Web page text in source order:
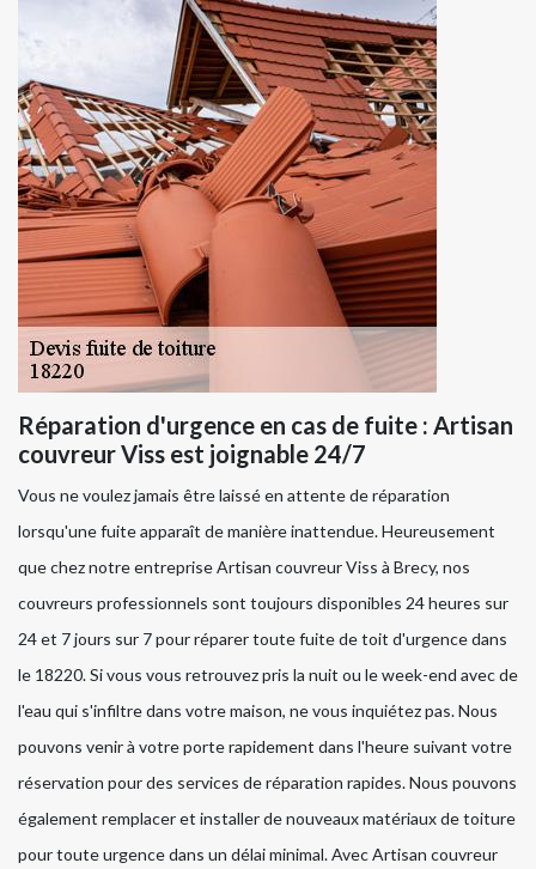
Réparation d'urgence en cas de fuite : Artisan
couvreur Viss est joignable 24/7
Vous ne voulez jamais être laissé en attente de réparation
lorsqu'une fuite apparaît de manière inattendue. Heureusement
que chez notre entreprise Artisan couvreur Viss à Brecy, nos
couvreurs professionnels sont toujours disponibles 24 heures sur
24 et 7 jours sur 7 pour réparer toute fuite de toit d'urgence dans
le 18220. Si vous vous retrouvez pris la nuit ou le week-end avec de
l'eau qui s'infiltre dans votre maison, ne vous inquiétez pas. Nous
pouvons venir à votre porte rapidement dans l'heure suivant votre
réservation pour des services de réparation rapides. Nous pouvons
également remplacer et installer de nouveaux matériaux de toiture
pour toute urgence dans un délai minimal. Avec Artisan couvreur